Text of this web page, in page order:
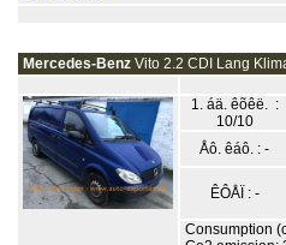
Mercedes-Benz Vito 2.2 CDI Lang
1. áä. êõêë. :
10/10
Åô. êáô. : -
ÊÔÅÏ : -
Consumption